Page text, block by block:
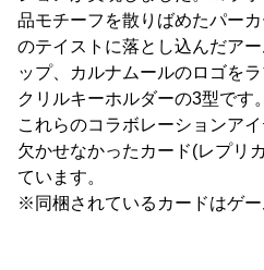
品モチーフを散りばめたパー
のテイストに落とし込んだア
ップ、カルナムールのロゴを
クリルキーホルダーの3型です。
これらのコラボレーションア
欠かせなかったカード(レプリ
ています。
※同梱されているカードはゲー